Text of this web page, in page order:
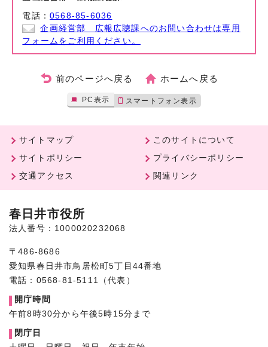
電話：0568-85-6036
企画経営部 広報広聴課へのお問い合わせは専用
フォームをご利用ください。
前のページへ戻る ホームへ戻る
PC表示 スマートフォン表示
サイトマップ
このサイトについて
サイトポリシー
プライバシーポリシー
交通アクセス
関連リンク
春日井市役所
法人番号：1000020232068
〒486-8686
愛知県春日井市鳥居松町5丁目44番地
電話：0568-81-5111（代表）
開庁時間
午前8時30分から午後5時15分まで
閉庁日